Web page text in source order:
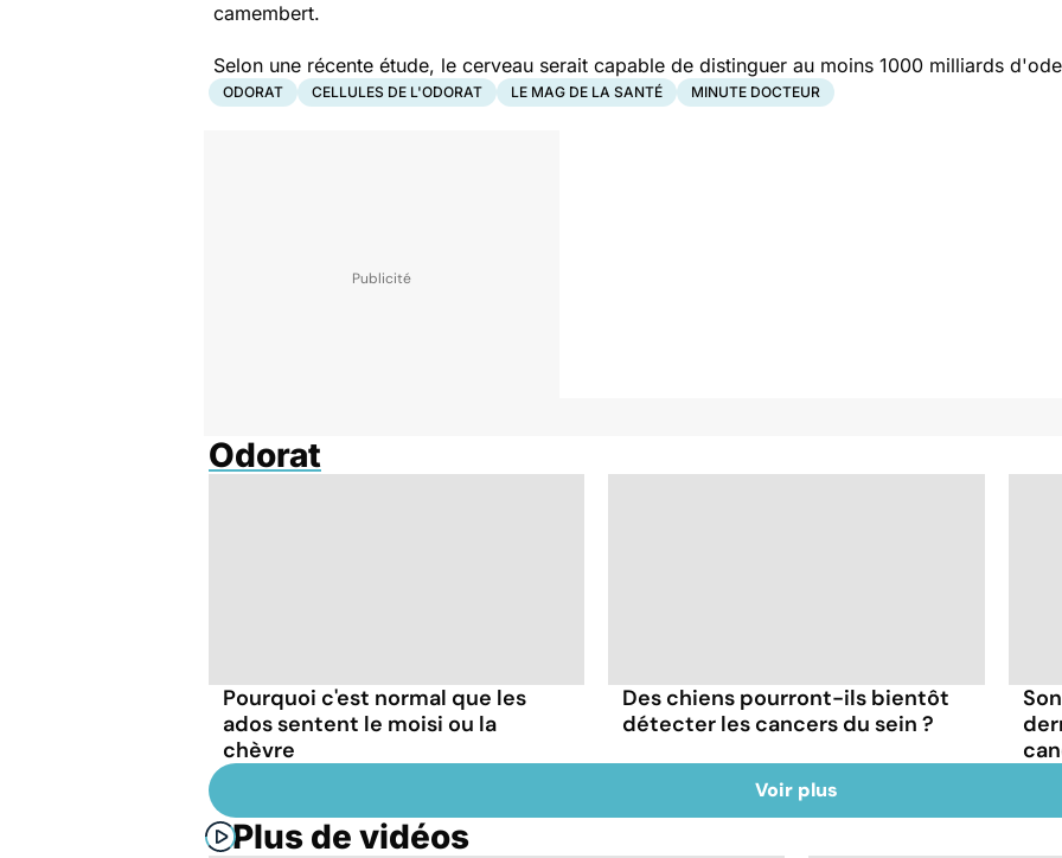
camembert.
Selon une récente étude, le cerveau serait capable de distinguer au moins 1000 milliards
ODORAT CELLULES DE L'ODORAT LE MAG DE LA SANTÉ MINUTE DOCTEUR
Odorat
Pourquoi c'est normal que les
ados sentent le moisi ou la
chèvre
Des chiens pourront-ils bientôt
détecter les cancers du sein ?
Voir plus
Plus de vidéos